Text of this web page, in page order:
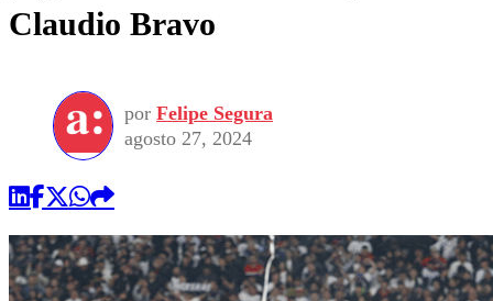
Claudio Bravo
por Felipe Segura
agosto 27, 2024